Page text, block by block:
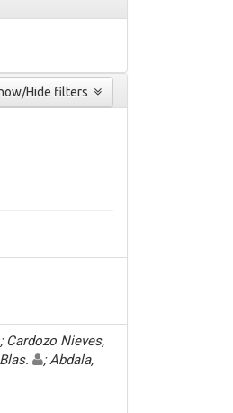
; Cardozo Nieves,
; Abdala,